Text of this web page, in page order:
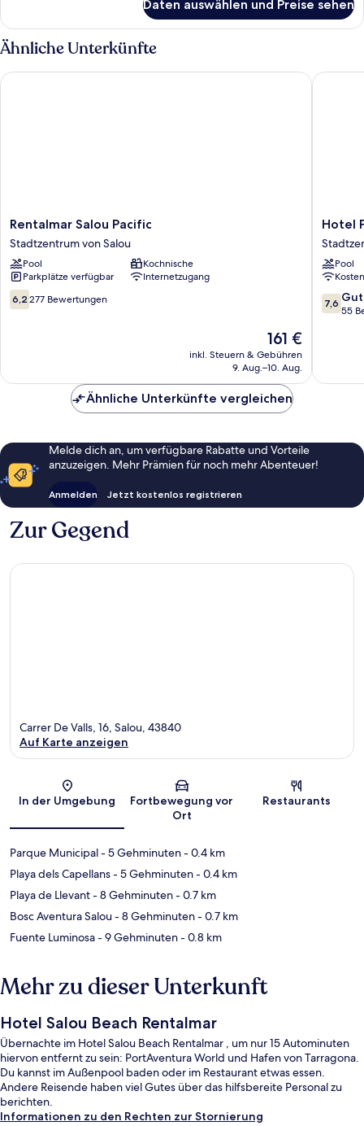
Daten auswählen und Preise sehen
Ähnliche Unterkünfte
Rentalmar
Salou
Pacific
Stadtzentrum
von
Salou
Rentalmar Salou Pacific
Stadtzentrum von Salou
Pool
Kochnische
Parkplätze verfügbar
Internetzugang
6.2
von
6,2 277 Bewertungen
Der
Preis
beträgt
161 €
inkl. Steuern & Gebühren
9. Aug.–10. Aug.
Rentalmar Salou Pacific
Hotel
Planas
von
Salou
Hotel
Pool
7.6
von
7,6 Gut
55
Hotel
Ähnliche Unterkünfte vergleichen
Melde dich an, um verfügbare Rabatte und Vorteile
anzuzeigen. Mehr Prämien für noch mehr Abenteuer!
Anmelden Jetzt kostenlos registrieren
Zur Gegend
Karte
Carrer De Valls, 16, Salou, 43840
Auf Karte anzeigen
In der Umgebung
Fortbewegung vor
Ort
Restaurants
Parque Municipal- 5 Gehminuten- 0.4 km
Playa dels Capellans- 5 Gehminuten- 0.4 km
Playa de Llevant- 8 Gehminuten- 0.7 km
Bosc Aventura Salou- 8 Gehminuten- 0.7 km
Fuente Luminosa- 9 Gehminuten- 0.8 km
Mehr zu dieser Unterkunft
Hotel Salou Beach Rentalmar
Übernachte im Hotel Salou Beach Rentalmar , um nur 15 Autominuten
hiervon entfernt zu sein: PortAventura World und Hafen von Tarragona.
Du kannst im Außenpool baden oder im Restaurant etwas essen.
Andere Reisende haben viel Gutes über das hilfsbereite Personal zu
berichten.
Informationen zu den Rechten zur Stornierung